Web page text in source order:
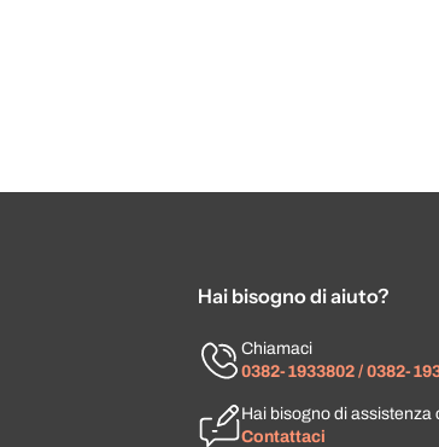
Hai bisogno di aiuto?
Chiamaci
0382-1933802 / 0382-
Hai bisogno di assistenza
Contattaci